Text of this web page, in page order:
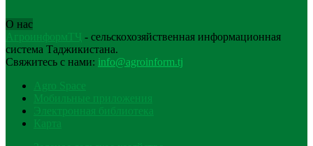
О нас
АгроинформТҶ - сельскохозяйственная информационная
система Таджикистана.
Свяжитесь с нами: info@agroinform.tj
Agro Space
Мобильные приложения
Электронная библиотека
Карта